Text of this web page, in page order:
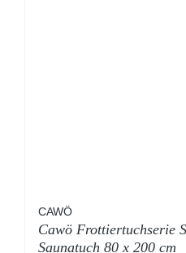
CAWÖ
Cawö Frottiertuchserie
Saunatuch 80 x 200 cm